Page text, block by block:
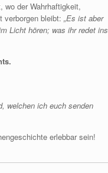
wo der Wahrhaftigkeit,
verborgen bleibt: „Es ist aber
Licht hören; was ihr redet ins
welchen ich euch senden
erlebbar sein!